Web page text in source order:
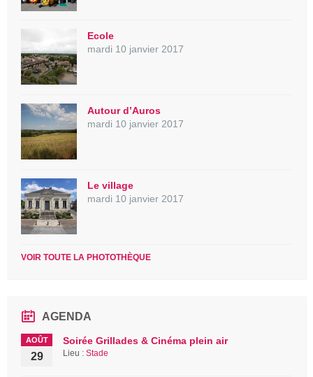
Ecole
mardi 10 janvier 2017
Autour d’Auros
mardi 10 janvier 2017
Le village
mardi 10 janvier 2017
VOIR TOUTE LA PHOTOTHÈQUE
AGENDA
AOÛT
29
Soirée Grillades & Cinéma plein air
Lieu : Stade